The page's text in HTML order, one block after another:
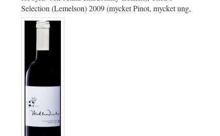
Selection (Lemelson) 2009 (mycket Pinot, mycket ung,